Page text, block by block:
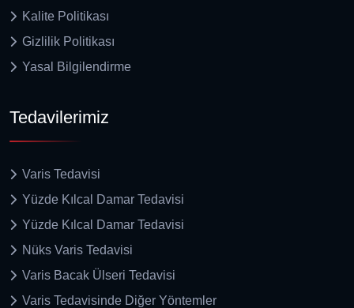
Kalite Politikası
Gizlilik Politikası
Yasal Bilgilendirme
Tedavilerimiz
Varis Tedavisi
Yüzde Kılcal Damar Tedavisi
Yüzde Kılcal Damar Tedavisi
Nüks Varis Tedavisi
Varis Bacak Ülseri Tedavisi
Varis Tedavisinde Diğer Yöntemler